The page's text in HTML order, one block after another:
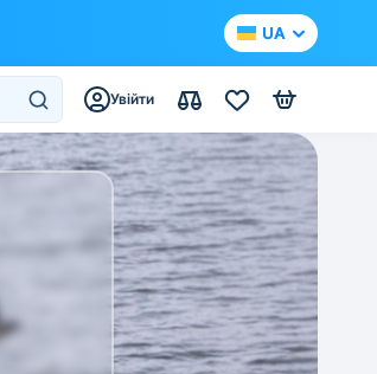
UA
Увійти